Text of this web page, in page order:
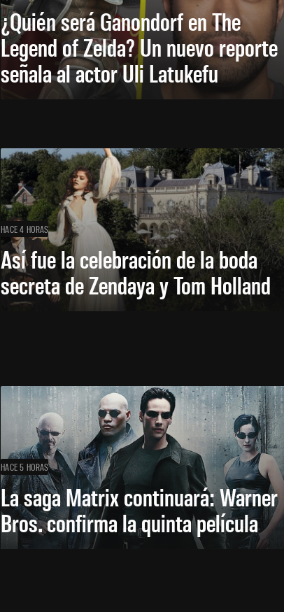
¿Quién será Ganondorf en The
Legend of Zelda? Un nuevo reporte
señala al actor Uli Latukefu
HACE 4 HORAS
Así fue la celebración de la boda
secreta de Zendaya y Tom Holland
HACE 5 HORAS
La saga Matrix continuará: Warner
Bros. confirma la quinta película